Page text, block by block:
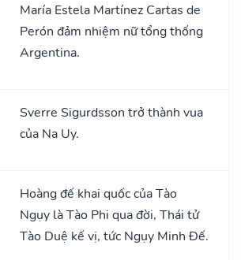
María Estela Martínez Cartas de
Perón đảm nhiệm nữ tổng thống
Argentina.
Sverre Sigurdsson trở thành vua
của Na Uy.
Hoàng đế khai quốc của Tào
Ngụy là Tào Phi qua đời, Thái tử
Tào Duệ kế vị, tức Ngụy Minh Đế.